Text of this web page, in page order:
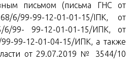
письмом (письма ГНС ​​от
99-99-12-01-01-15/ІПК, от
99- 99-12-01-01-15/ИПК, от
99-12-01-04-15/ИПК, а также
от 29.07.2019 № 3544/10